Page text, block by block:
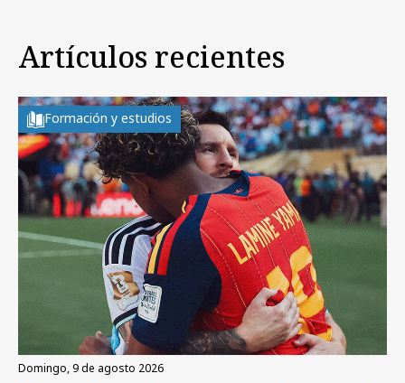
Artículos recientes
Formación y estudios
domingo, 9 de agosto 2026